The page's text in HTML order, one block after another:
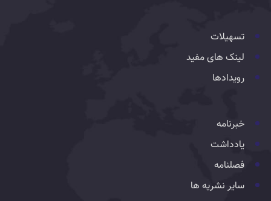
تسهیلات
لینک های مفید
رویدادها
خبرنامه
یادداشت
فصلنامه
سایر نشریه ها